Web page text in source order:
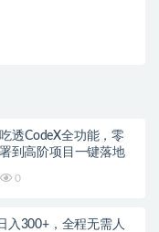
透CodeX全功能，零
到高阶项目一键落地
0
入300+，全程无需人